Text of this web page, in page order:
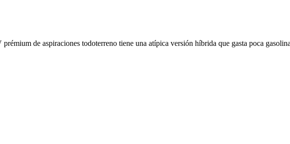
de aspiraciones todoterreno tiene una atípica versión híbrida que gasta poca